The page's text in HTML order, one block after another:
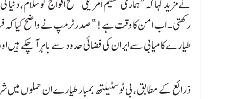
نے مزید کہا کہ “ہماری عظیم امریکی مسلح افواج کو سلام،
رکھتی۔ اب امن کا وقت ہے!” صدر ٹرمپ نے واضح کیا کہ فردو
طیارے کامیابی سے ایران کی فضائی حدود سے باہر آ چکے ہیں
ذرائع کے مطابق، بی ٹو سٹیلتھ بمبار طیارے ان حملوں